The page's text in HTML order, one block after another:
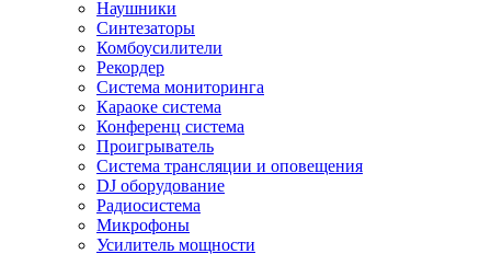
Наушники
Синтезаторы
Комбоусилители
Рекордер
Система мониторинга
Караоке система
Конференц система
Проигрыватель
Система трансляции и оповещения
DJ оборудование
Радиосистема
Микрофоны
Усилитель мощности